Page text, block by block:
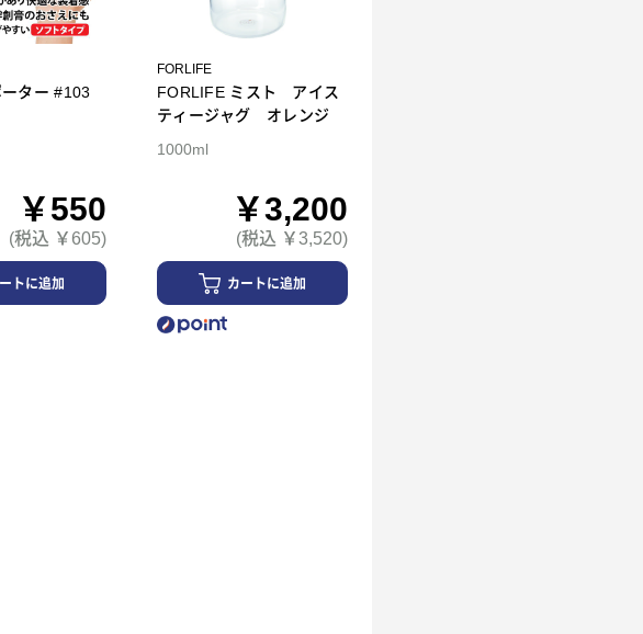
ター #103
￥550
(税込 ￥605)
トに追加
FORLIFE
FORLIFE ミスト アイス
ティージャグ オレンジ
1000ml
￥3,200
(税込 ￥3,520)
カートに追加